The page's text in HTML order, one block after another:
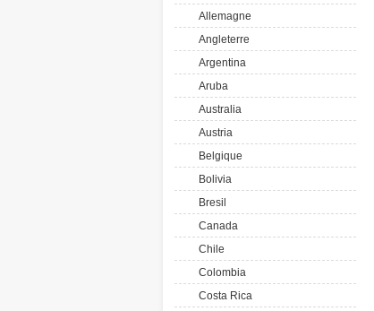
Allemagne
Angleterre
Argentina
Aruba
Australia
Austria
Belgique
Bolivia
Bresil
Canada
Chile
Colombia
Costa Rica